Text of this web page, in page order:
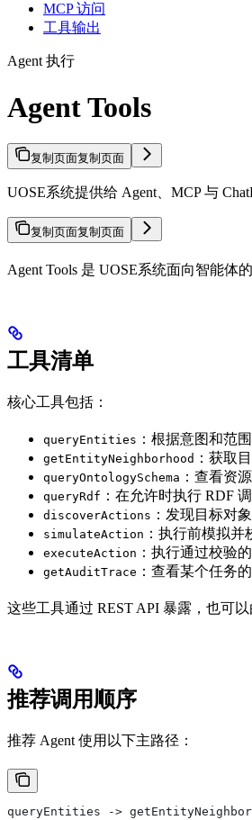
MCP 访问
工具输出
Agent 执行
Agent Tools
复制页面复制页面
UOSE系统提供给 Agent、MCP 与
复制页面复制页面
Agent Tools 是 UOSE系统面向智能体
工具清单
核心工具包括：
queryEntities ：根据意图和范
getEntityNeighborhood ：获取
queryOntologySchema ：查看资
queryRdf ：在允许时执行 RDF
discoverActions ：发现目标对
simulateAction ：执行前模拟并
executeAction ：执行通过校验的
getAuditTrace ：查看某个任务
这些工具通过 REST API 暴露，也可以
推荐调用顺序
推荐 Agent 使用以下主路径：
queryEntities ->